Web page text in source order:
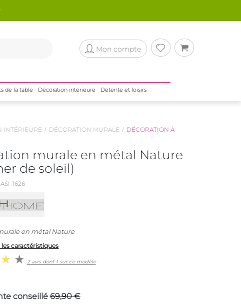
Mon compte
de la table Décoration intérieure Détente et loisirs
INTÉRIEURE DÉCORATION MURALE
DÉCORATION À
murale en métal Nature
de soleil)
1626
en métal Nature
caractéristiques
2 avis dont 1 sur ce modèle
conseillé69,90 €